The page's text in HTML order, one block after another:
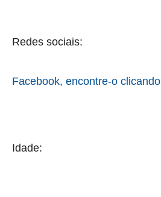
Redes sociais:
Facebook, encontre-o clicando
Idade: